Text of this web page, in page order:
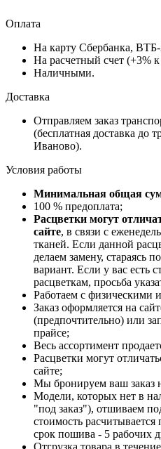
Оплата
На карту Сбербанка,
На расчетный счет (+3% к
Наличными.
Доставка
Отправляем заказ
(бесплатная доставка до
Иваново).
Условия работы
Минимальная общая
100 % предоплата;
Расцветки могут
сайте, в связи с
тканей. Если данной
делаем замену, стараясь
вариант. Если у вас есть
расцветкам, просьба
Работаем с физическими
Заказ оформляется на
(предпочтительно) или
прайсе;
Весь ассортимент
Расцветки могут
сайте;
Мы бронируем ваш заказ
Модели, которых нет в
"под заказ"), отшиваем
стоимость расчитывается
срок пошива - 5 рабочих
Отгрузка товара в